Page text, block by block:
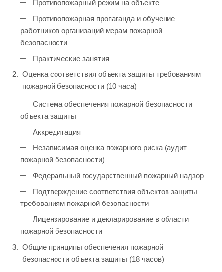
Противопожарный режим на объекте
Противопожарная пропаганда и обучение
работников организаций мерам пожарной
безопасности
Практические занятия
Оценка соответствия объекта защиты требованиям
пожарной безопасности (10 часа)
Система обеспечения пожарной безопасности
объекта защиты
Аккредитация
Независимая оценка пожарного риска (аудит
пожарной безопасности)
Федеральный государственный пожарный надзор
Подтверждение соответствия объектов защиты
требованиям пожарной безопасности
Лицензирование и декларирование в области
пожарной безопасности
Общие принципы обеспечения пожарной
безопасности объекта защиты (18 часов)